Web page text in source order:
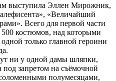
выступила Эллен Мирожник,
«Величайший
Всего для первой части
костюмов, над которыми
только главной героини
ни у одной дамы шляпки,
под запретом на съёмочной
полумесяцами,